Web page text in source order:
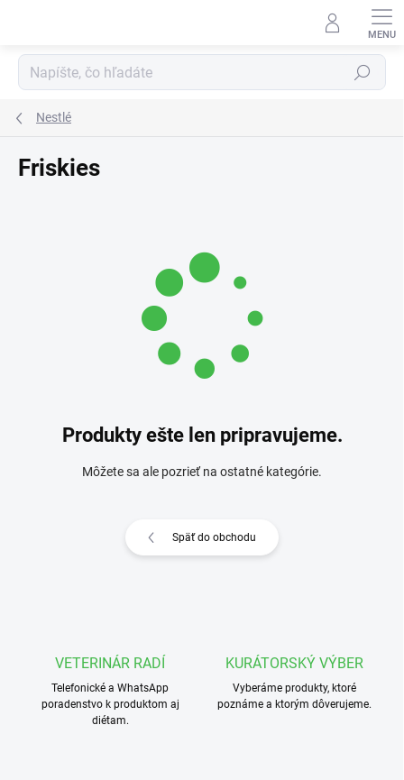
Hľadať
Nestlé
Friskies
Produkty ešte len pripravujeme.
Môžete sa ale pozrieť na ostatné kategórie.
Späť do obchodu
VETERINÁR RADÍ
Telefonické a WhatsApp
poradenstvo k produktom aj
diétam.
KURÁTORSKÝ VÝBER
Vyberáme produkty, ktoré
poznáme a ktorým dôverujeme.